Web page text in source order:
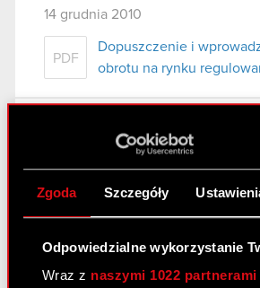
Zgoda Szczegóły
Odpowiedzialne wykorzystanie
Wraz z naszymi 1022 partnerami
14 grudnia 2010
PDF
Dopuszczenie i
obrotu na rynku
Raport bieżący nr 105/
Warunkowa rejestracja
I, J w Krajowym